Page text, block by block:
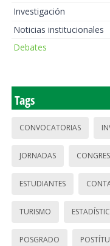
Investigación
Noticias institucionales
Debates
Tags
CONVOCATORIAS
JORNADAS
ESTUDIANTES
TURISMO
POSGRADO